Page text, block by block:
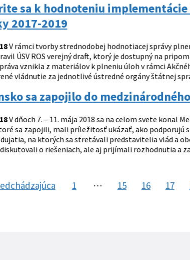
sa k hodnoteniu
2017-2019
V rámci tvorby strednodobej hodnotiacej správy
ÚSV ROS verejný draft, ktorý je dostupný na
vznikla z materiálov k plneniu úloh v rámci
vládnutie za jednotlivé ústredné orgány štátnej
sa zapojilo do
V dňoch 7. – 11. mája 2018 sa na celom svete konal
sa zapojili, mali príležitosť ukázať, ako podporujú
na ktorých sa stretávali predstavitelia vlád a
o riešeniach, ale aj prijímali rozhodnutia a
stránka
1 ⋯ 15 16 17